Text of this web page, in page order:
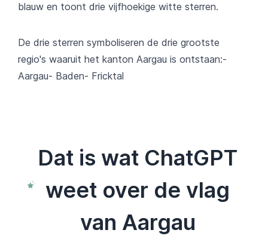
blauw en toont drie vijfhoekige witte sterren.
De drie sterren symboliseren de drie grootste
regio's waaruit het kanton Aargau is ontstaan:-
Aargau- Baden- Fricktal
Dat is wat ChatGPT
weet over de vlag
van Aargau